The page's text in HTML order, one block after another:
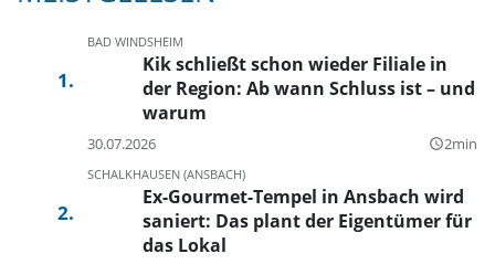
BAD WINDSHEIM
Kik schließt schon wieder Filiale in
der Region: Ab wann Schluss ist – und
warum
30.07.2026 query_builder2min
SCHALKHAUSEN (ANSBACH)
Ex-Gourmet-Tempel in Ansbach wird
saniert: Das plant der Eigentümer für
das Lokal